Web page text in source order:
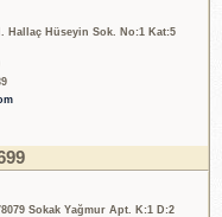
Hallaç Hüseyin Sok. No:1 Kat:5
Sokak Yağmur Apt. K:1 D:2